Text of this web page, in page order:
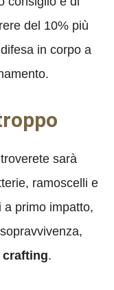
del 10% più
in corpo a
sarà
ramoscelli e
a primo impatto,
crafting.